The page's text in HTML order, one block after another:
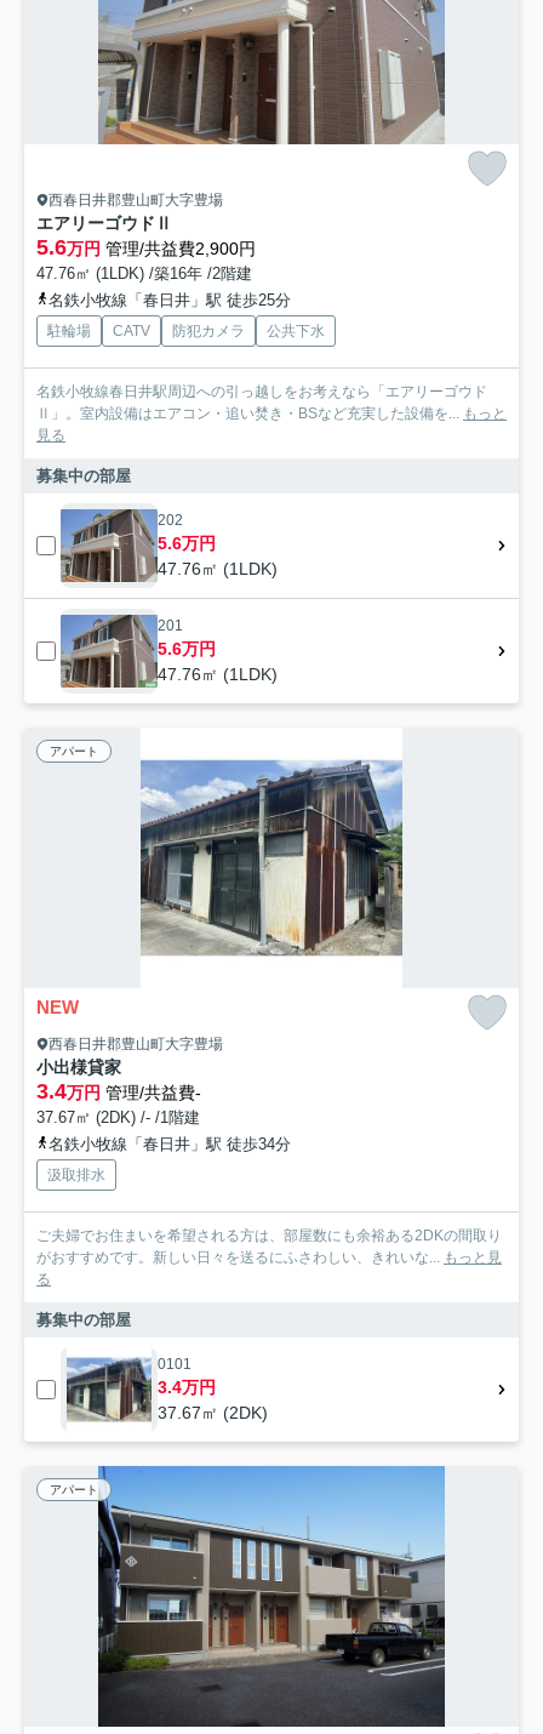
西春日井郡豊山町大字豊場
エアリーゴウドⅡ
5.6万円 管理/共益費2,900円
47.76㎡ (1LDK) /築16年 /2階建
名鉄小牧線「春日井」駅 徒歩25分
駐輪場 CATV 防犯カメラ 公共下水
名鉄小牧線春日井駅周辺への引っ越しをお考えなら「エアリーゴウド
Ⅱ」。室内設備はエアコン・追い焚き・BSなど充実した設備を... もっと
見る
募集中の部屋
202
5.6万円
47.76㎡ (1LDK)
201
5.6万円
47.76㎡ (1LDK)
アパート
NEW
西春日井郡豊山町大字豊場
小出様貸家
3.4万円 管理/共益費-
37.67㎡ (2DK) /- /1階建
名鉄小牧線「春日井」駅 徒歩34分
汲取排水
ご夫婦でお住まいを希望される方は、部屋数にも余裕ある2DKの間取り
がおすすめです。新しい日々を送るにふさわしい、きれいな... もっと見
る
募集中の部屋
0101
3.4万円
37.67㎡ (2DK)
アパート